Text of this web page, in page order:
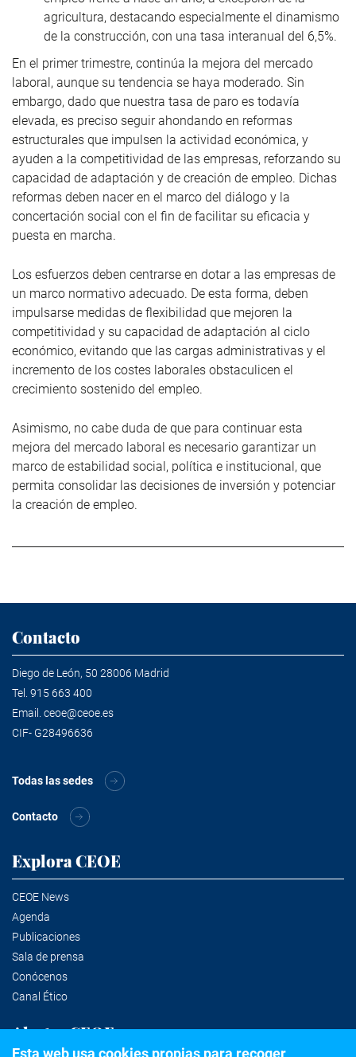
agricultura, destacando especialmente el dinamismo
de la construcción, con una tasa interanual del 6,5%.
En el primer trimestre, continúa la mejora del mercado
laboral, aunque su tendencia se haya moderado. Sin
embargo, dado que nuestra tasa de paro es todavía
elevada, es preciso seguir ahondando en reformas
estructurales que impulsen la actividad económica, y
ayuden a la competitividad de las empresas, reforzando su
capacidad de adaptación y de creación de empleo. Dichas
reformas deben nacer en el marco del diálogo y la
concertación social con el fin de facilitar su eficacia y
puesta en marcha.
Los esfuerzos deben centrarse en dotar a las empresas de
un marco normativo adecuado. De esta forma, deben
impulsarse medidas de flexibilidad que mejoren la
competitividad y su capacidad de adaptación al ciclo
económico, evitando que las cargas administrativas y el
incremento de los costes laborales obstaculicen el
crecimiento sostenido del empleo.
Asimismo, no cabe duda de que para continuar esta
mejora del mercado laboral es necesario garantizar un
marco de estabilidad social, política e institucional, que
permita consolidar las decisiones de inversión y potenciar
la creación de empleo.
Contacto
Diego de León, 50 28006 Madrid
Tel. 915 663 400
Email. ceoe@ceoe.es
CIF- G28496636
Todas las sedes
Contacto
Explora CEOE
CEOE News
Agenda
Publicaciones
Sala de prensa
Conócenos
Canal Ético
Alertas CEOE
Esta web usa cookies propias para recoger